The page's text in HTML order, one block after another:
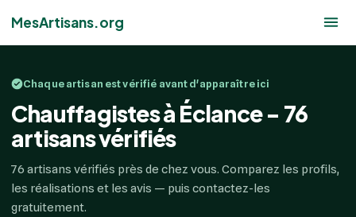
MesArtisans.org
Chaque artisan est vérifié avant d'apparaître ici
Chauffagistes à Éclance - 76
artisans vérifiés
76 artisans vérifiés près de chez vous. Comparez les profils,
les réalisations et les avis — puis contactez-les
gratuitement.